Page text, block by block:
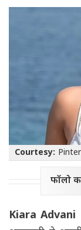
Courtesy:
फॉलो
Kiara Advani